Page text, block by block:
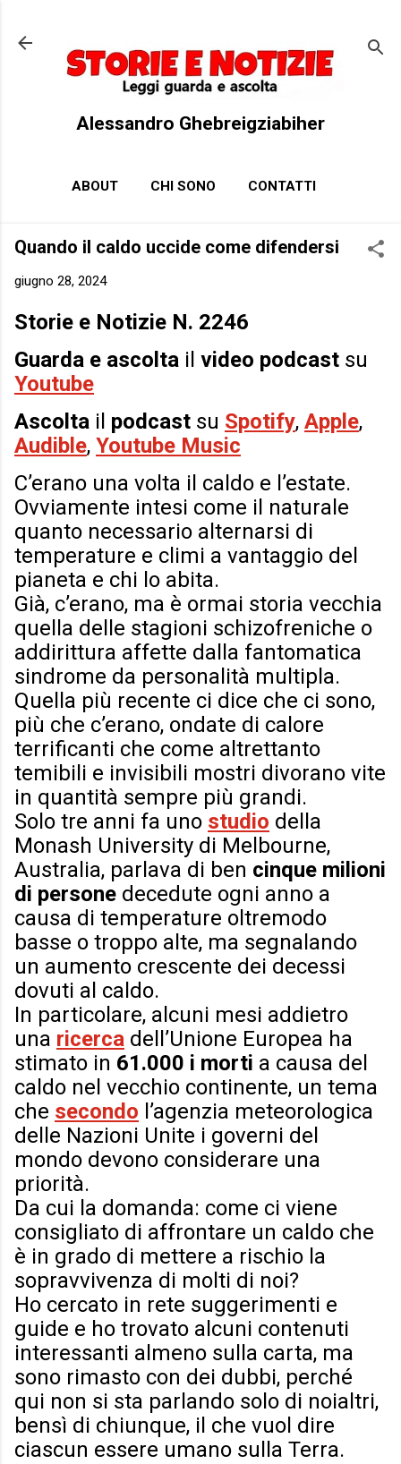
Alessandro Ghebreigziabiher
ABOUT CHI SONO CONTATTI
Quando il caldo uccide come difendersi
giugno 28, 2024
Storie e Notizie N. 2246
Guarda e ascolta il video podcast su
Youtube
Ascolta il podcast su Spotify, Apple,
Audible, Youtube Music
C’erano una volta il caldo e l’estate.
Ovviamente intesi come il naturale
quanto necessario alternarsi di
temperature e climi a vantaggio del
pianeta e chi lo abita.
Già, c’erano, ma è ormai storia vecchia
quella delle stagioni schizofreniche o
addirittura affette dalla fantomatica
sindrome da personalità multipla.
Quella più recente ci dice che ci sono,
più che c’erano, ondate di calore
terrificanti che come altrettanto
temibili e invisibili mostri divorano vite
in quantità sempre più grandi.
Solo tre anni fa uno studio della
Monash University di Melbourne,
Australia, parlava di ben cinque milioni
di persone decedute ogni anno a
causa di temperature oltremodo
basse o troppo alte, ma segnalando
un aumento crescente dei decessi
dovuti al caldo.
In particolare, alcuni mesi addietro
una ricerca dell’Unione Europea ha
stimato in 61.000 i morti a causa del
caldo nel vecchio continente, un tema
che secondo l’agenzia meteorologica
delle Nazioni Unite i governi del
mondo devono considerare una
priorità.
Da cui la domanda: come ci viene
consigliato di affrontare un caldo che
è in grado di mettere a rischio la
sopravvivenza di molti di noi?
Ho cercato in rete suggerimenti e
guide e ho trovato alcuni contenuti
interessanti almeno sulla carta, ma
sono rimasto con dei dubbi, perché
qui non si sta parlando solo di noialtri,
bensì di chiunque, il che vuol dire
ciascun essere umano sulla Terra.